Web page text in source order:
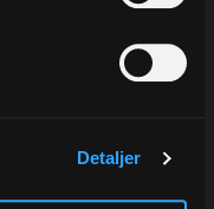
Detaljer